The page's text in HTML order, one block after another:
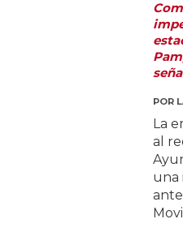
POR
La
al
una